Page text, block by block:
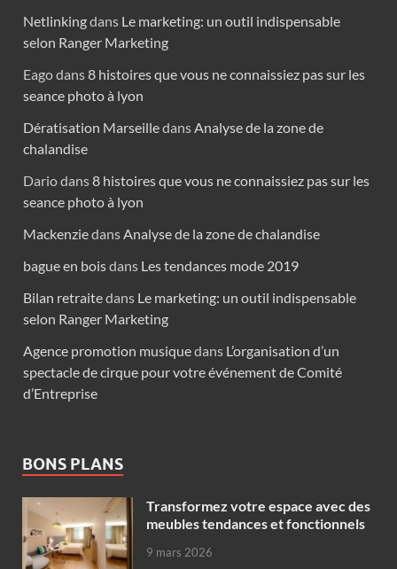
Netlinkingdans Le marketing: un outil indispensable
selon Ranger Marketing
Eagodans8 histoires que vous ne connaissiez pas sur les
seance photo à lyon
Dératisation MarseilledansAnalyse de la zone de
chalandise
Dariodans8 histoires que vous ne connaissiez pas sur les
seance photo à lyon
MackenziedansAnalyse de la zone de chalandise
bague en boisdans Les tendances mode 2019
Bilan retraitedans Le marketing: un outil indispensable
selon Ranger Marketing
Agence promotion musiquedans L’organisation d’un
spectacle de cirque pour votre événement de Comité
d’Entreprise
BONS PLANS
Transformez votre espace avec des
meubles tendances et fonctionnels
9 mars 2026